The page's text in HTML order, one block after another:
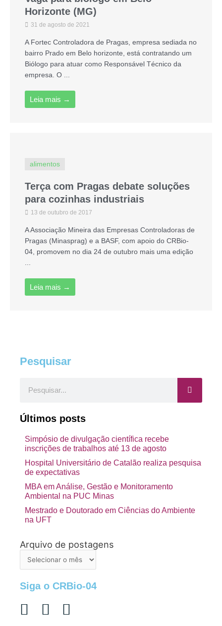
Horizonte (MG)
31 de agosto de 2021
A Fortec Controladora de Pragas, empresa sediada no
bairro Prado em Belo horizonte, está contratando um
Biólogo para atuar como Responsável Técnico da
empresa. O ...
Leia mais →
alimentos
Terça com Pragas debate soluções
para cozinhas industriais
13 de outubro de 2017
A Associação Mineira das Empresas Controladoras de
Pragas (Minasprag) e a BASF, com apoio do CRBio-
04, promovem no dia 24 de outubro mais uma edição
Leia mais →
Pesquisar
Últimos posts
Simpósio de divulgação científica recebe
inscrições de trabalhos até 13 de agosto
Hospital Universitário de Catalão realiza pesquisa
de expectativas
MBA em Análise, Gestão e Monitoramento
Ambiental na PUC Minas
Mestrado e Doutorado em Ciências do Ambiente
na UFT
Arquivo de postagens
Arquivo
Siga o CRBio-04